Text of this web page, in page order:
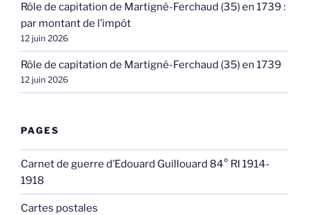
Rôle de capitation de Martigné-Ferchaud (35) en 1739 :
par montant de l’impôt
12 juin 2026
Rôle de capitation de Martigné-Ferchaud (35) en 1739
12 juin 2026
PAGES
Carnet de guerre d’Edouard Guillouard 84° RI 1914-
1918
Cartes postales